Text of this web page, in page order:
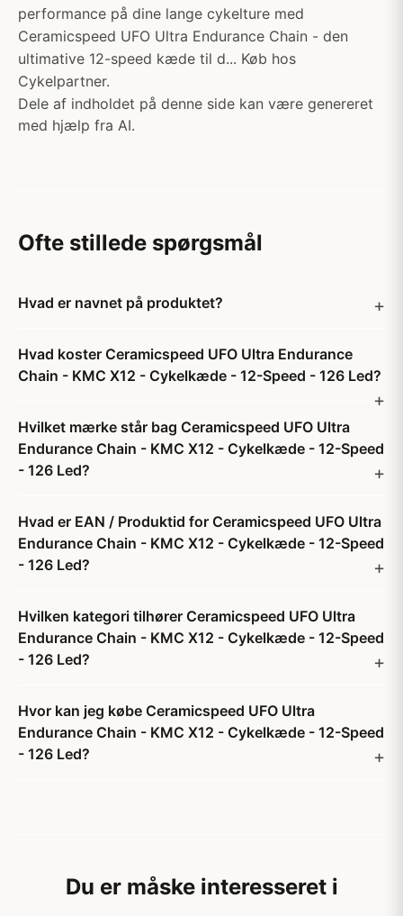
performance på dine lange cykelture med
Ceramicspeed UFO Ultra Endurance Chain - den
ultimative 12-speed kæde til d... Køb hos
Cykelpartner.
Dele af indholdet på denne side kan være genereret
med hjælp fra AI.
Ofte stillede spørgsmål
Hvad er navnet på produktet?
Hvad koster Ceramicspeed UFO Ultra Endurance
Chain - KMC X12 - Cykelkæde - 12-Speed - 126 Led?
Hvilket mærke står bag Ceramicspeed UFO Ultra
Endurance Chain - KMC X12 - Cykelkæde - 12-Speed
- 126 Led?
Hvad er EAN / Produktid for Ceramicspeed UFO Ultra
Endurance Chain - KMC X12 - Cykelkæde - 12-Speed
- 126 Led?
Hvilken kategori tilhører Ceramicspeed UFO Ultra
Endurance Chain - KMC X12 - Cykelkæde - 12-Speed
- 126 Led?
Hvor kan jeg købe Ceramicspeed UFO Ultra
Endurance Chain - KMC X12 - Cykelkæde - 12-Speed
- 126 Led?
Du er måske interesseret i